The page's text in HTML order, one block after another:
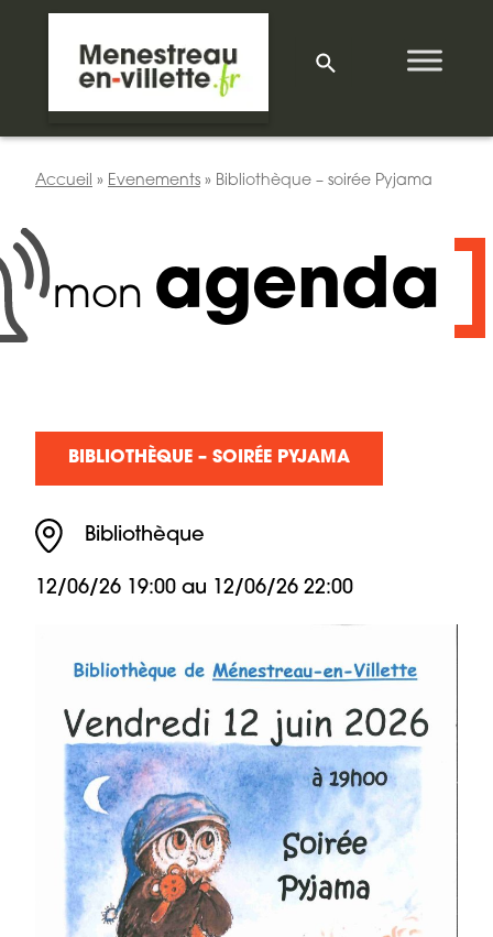
Accueil » Evenements » Bibliothèque – soirée Pyjama
mon agenda
BIBLIOTHÈQUE – SOIRÉE PYJAMA
Bibliothèque
12/06/26 19:00 au 12/06/26 22:00